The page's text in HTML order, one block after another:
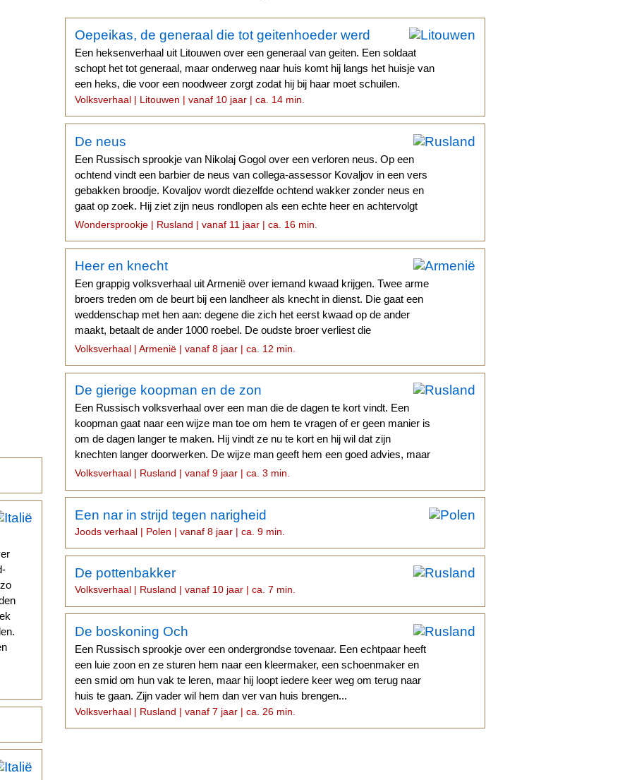
Oepeikas, de generaal die tot geitenhoeder werd
Een heksenverhaal uit Litouwen over een generaal van geiten. Een soldaat
schopt het tot generaal, maar onderweg naar huis komt hij langs het huisje van
een heks, die voor een noodweer zorgt zodat hij bij haar moet schuilen.
Volksverhaal | Litouwen | vanaf 10 jaar | ca. 14 min.
De neus
Een Russisch sprookje van Nikolaj Gogol over een verloren neus. Op een
ochtend vindt een barbier de neus van collega-assessor Kovaljov in een vers
gebakken broodje. Kovaljov wordt diezelfde ochtend wakker zonder neus en
gaat op zoek. Hij ziet zijn neus rondlopen als een echte heer en achtervolgt
hem.
Wondersprookje | Rusland | vanaf 11 jaar | ca. 16 min.
Heer en knecht
Een grappig volksverhaal uit Armenië over iemand kwaad krijgen. Twee arme
broers treden om de beurt bij een landheer als knecht in dienst. Die gaat een
weddenschap met hen aan: degene die zich het eerst kwaad op de ander
maakt, betaalt de ander 1000 roebel. De oudste broer verliest die
weddenschap...
Volksverhaal | Armenië | vanaf 8 jaar | ca. 12 min.
De gierige koopman en de zon
Een Russisch volksverhaal over een man die de dagen te kort vindt. Een
koopman gaat naar een wijze man toe om hem te vragen of er geen manier is
om de dagen langer te maken. Hij vindt ze nu te kort en hij wil dat zijn
knechten langer doorwerken. De wijze man geeft hem een goed advies, maar
wanneer hij dat uitvoert...
Volksverhaal | Rusland | vanaf 9 jaar | ca. 3 min.
Een nar in strijd tegen narigheid
Joods verhaal | Polen | vanaf 8 jaar | ca. 9 min.
De pottenbakker
Volksverhaal | Rusland | vanaf 10 jaar | ca. 7 min.
De boskoning Och
Een Russisch sprookje over een ondergrondse tovenaar. Een echtpaar heeft
een luie zoon en ze sturen hem naar een kleermaker, een schoenmaker en
een smid om hun vak te leren, maar hij loopt iedere keer weg om terug naar
huis te gaan. Zijn vader wil hem dan ver van huis brengen...
Volksverhaal | Rusland | vanaf 7 jaar | ca. 26 min.